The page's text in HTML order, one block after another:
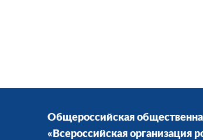
Общероссийская
«Всероссийская организация